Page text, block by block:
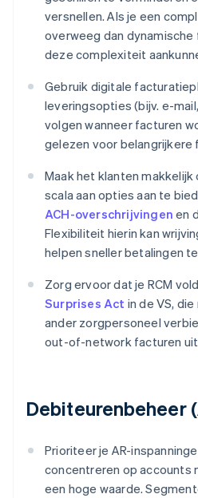
versnellen. Als je een
overweeg dan
deze complexiteit
Gebruik digitale
leveringsopties (bijv. e-
volgen wanneer facturen
gelezen voor belangrijkere
Maak het klanten
scala aan opties aan te
ACH-overschrijvingen en
Flexibiliteit hierin kan
helpen sneller betalingen
Zorg ervoor dat je RCM
Surprises Act in de VS,
ander zorgpersoneel
out-of-network facturen
Debiteurenbeheer
Prioriteer je AR-
concentreren op accounts
een hoge waarde.